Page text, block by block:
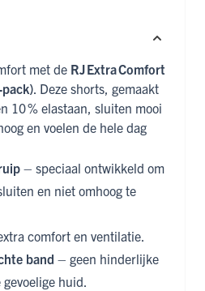
met de RJ Extra Comfort
. Deze shorts, gemaakt
10 % elastaan, sluiten mooi
en voelen de hele dag
– speciaal ontwikkeld om
en niet omhoog te
comfort en ventilatie.
band – geen hinderlijke
huid.